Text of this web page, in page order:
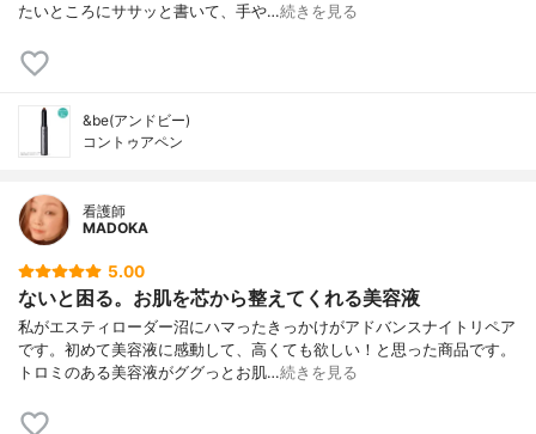
たいところにササッと書いて、手や…続きを見る
&be(アンドビー)
コントゥアペン
看護師
MADOKA
5.00
ないと困る。お肌を芯から整えてくれる美容液
私がエスティローダー沼にハマったきっかけがアドバンスナイトリペア
です。初めて美容液に感動して、高くても欲しい！と思った商品です。
トロミのある美容液がググっとお肌…続きを見る